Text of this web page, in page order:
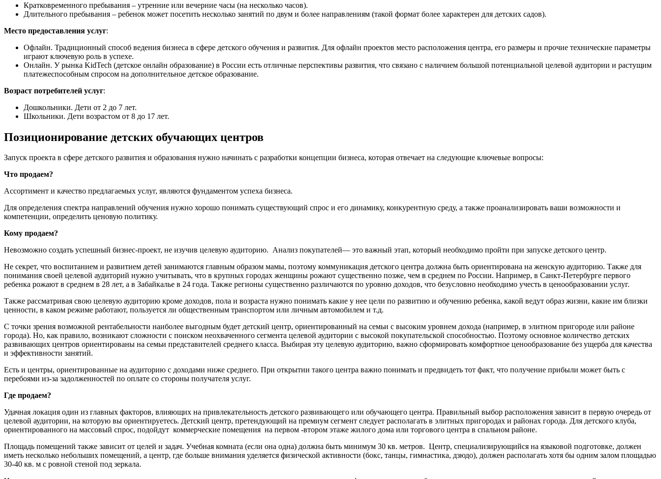
Кратковременного пребывания – утренние или вечерние часы (на несколько часов).
Длительного пребывания – ребенок может посетить несколько занятий по двум и более направлениям (такой формат более характерен для детских садов).
Место предоставления услуг:
Офлайн. Традиционный способ ведения бизнеса в сфере детского обучения и развития. Для офлайн проектов место расположения центра, его размеры и прочие технические параметры
играют ключевую роль в успехе.
Онлайн. У рынка KidTech (детское онлайн образование) в России есть отличные перспективы развития, что связано с наличием большой потенциальной целевой аудитории и растущим
платежеспособным спросом на дополнительное детское образование.
Возраст потребителей услуг:
Дошкольники. Дети от 2 до 7 лет.
Школьники. Дети возрастом от 8 до 17 лет.
Позиционирование детских обучающих центров
Запуск проекта в сфере детского развития и образования нужно начинать с разработки концепции бизнеса, которая отвечает на следующие ключевые вопросы:
Что продаем?
Ассортимент и качество предлагаемых услуг, являются фундаментом успеха бизнеса.
Для определения спектра направлений обучения нужно хорошо понимать существующий спрос и его динамику, конкурентную среду, а также проанализировать ваши возможности и
компетенции, определить ценовую политику.
Кому продаем?
Невозможно создать успешный бизнес-проект, не изучив целевую аудиторию. Анализ покупателей— это важный этап, который необходимо пройти при запуске детского центр.
Не секрет, что воспитанием и развитием детей занимаются главным образом мамы, поэтому коммуникация детского центра должна быть ориентирована на женскую аудиторию. Также для
понимания своей целевой аудиторий нужно учитывать, что в крупных городах женщины рожают существенно позже, чем в среднем по России. Например, в Санкт-Петербурге первого
ребенка рожают в среднем в 28 лет, а в Забайкалье в 24 года. Также регионы существенно различаются по уровню доходов, что безусловно необходимо учесть в ценообразовании услуг.
Также рассматривая свою целевую аудиторию кроме доходов, пола и возраста нужно понимать какие у нее цели по развитию и обучению ребенка, какой ведут образ жизни, какие им близки
ценности, в каком режиме работают, пользуется ли общественным транспортом или личным автомобилем и т.д.
С точки зрения возможной рентабельности наиболее выгодным будет детский центр, ориентированный на семьи с высоким уровнем дохода (например, в элитном пригороде или районе
города). Но, как правило, возникают сложности с поиском неохваченного сегмента целевой аудитории с высокой покупательской способностью. Поэтому основное количество детских
развивающих центров ориентированы на семьи представителей среднего класса. Выбирая эту целевую аудиторию, важно сформировать комфортное ценообразование без ущерба для качества
и эффективности занятий.
Есть и центры, ориентированные на аудиторию с доходами ниже среднего. При открытии такого центра важно понимать и предвидеть тот факт, что получение прибыли может быть с
перебоями из-за задолженностей по оплате со стороны получателя услуг.
Где продаем?
Удачная локация один из главных факторов, влияющих на привлекательность детcкого развивающего или обучающего центра. Правильный выбор расположения зависит в первую очередь от
целевой аудитории, на которую вы ориентируетесь. Детский центр, претендующий на премиум сегмент следует располагать в элитных пригородах и районах города. Для детского клуба,
ориентированного на массовый спрос, подойдут коммерческие помещения на первом -втором этаже жилого дома или торгового центра в спальном районе.
Площадь помещений также зависит от целей и задач. Учебная комната (если она одна) должна быть минимум 30 кв. метров. Центр, специализирующийся на языковой подготовке, должен
иметь несколько небольших помещений, а центр, где больше внимания уделяется физической активности (бокс, танцы, гимнастика, дзюдо), должен располагать хотя бы одним залом площадью
30-40 кв. м с ровной стеной под зеркала.